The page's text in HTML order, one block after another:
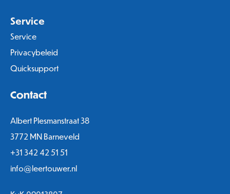
Service
Service
Privacybeleid
Quicksupport
Contact
Albert Plesmanstraat 38
3772 MN Barneveld
+31 342 42 51 51
info@leertouwer.nl